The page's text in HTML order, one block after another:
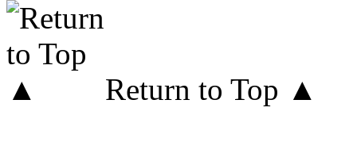
Return to Top ▲